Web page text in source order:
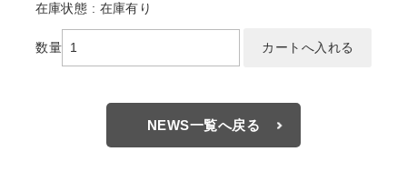
在庫状態 : 在庫有り
数量
NEWS一覧へ戻る